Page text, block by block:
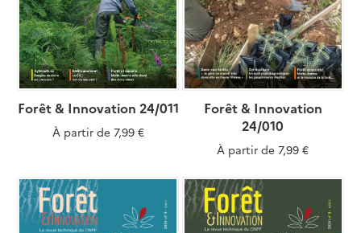
Forêt & Innovation 24/011
À partir de 7,99 €
Forêt & Innovation
24/010
À partir de 7,99 €